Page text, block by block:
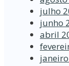
julho
junho
abril